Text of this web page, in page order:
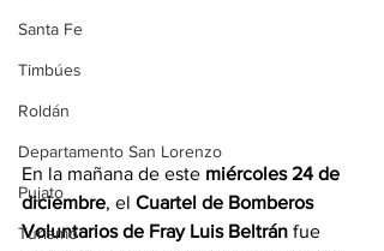
Santa Fe
Timbúes
Roldán
Departamento San Lorenzo
Pujato
Turismo
En la mañana de este miércoles 24 de
diciembre, el Cuartel de Bomberos
Voluntarios de Fray Luis Beltrán fue